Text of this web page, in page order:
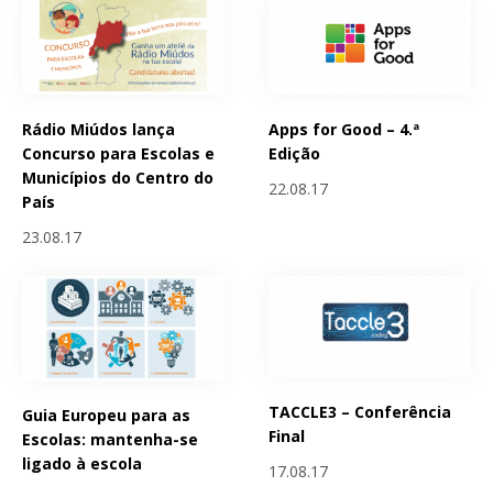
Rádio Miúdos lança
Concurso para Escolas e
Municípios do Centro do
País
23.08.17
Apps for Good – 4.ª
Edição
22.08.17
Guia Europeu para as
Escolas: mantenha-se
ligado à escola
TACCLE3 – Conferência
Final
17.08.17